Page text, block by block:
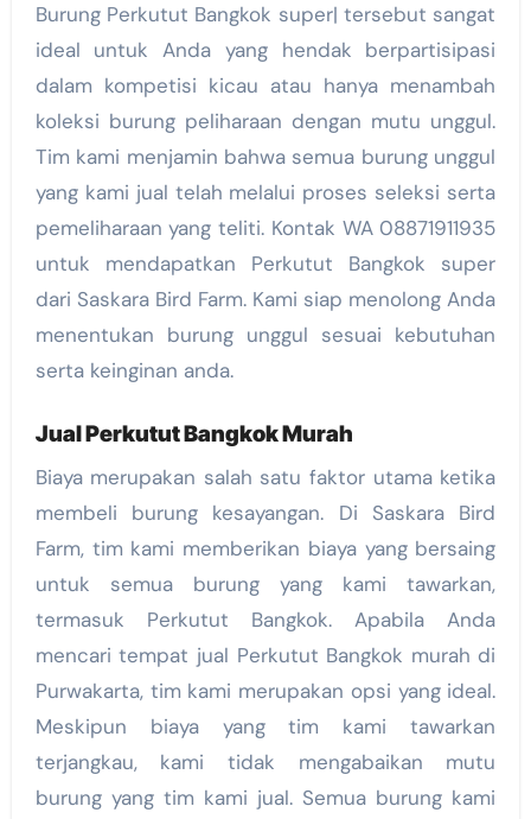
Burung Perkutut Bangkok super| tersebut sangat
ideal untuk Anda yang hendak berpartisipasi
dalam kompetisi kicau atau hanya menambah
koleksi burung peliharaan dengan mutu unggul.
Tim kami menjamin bahwa semua burung unggul
yang kami jual telah melalui proses seleksi serta
pemeliharaan yang teliti. Kontak WA 08871911935
untuk mendapatkan Perkutut Bangkok super
dari Saskara Bird Farm. Kami siap menolong Anda
menentukan burung unggul sesuai kebutuhan
serta keinginan anda.
Jual Perkutut Bangkok Murah
Biaya merupakan salah satu faktor utama ketika
membeli burung kesayangan. Di Saskara Bird
Farm, tim kami memberikan biaya yang bersaing
untuk semua burung yang kami tawarkan,
termasuk Perkutut Bangkok. Apabila Anda
mencari tempat jual Perkutut Bangkok murah di
Purwakarta, tim kami merupakan opsi yang ideal.
Meskipun biaya yang tim kami tawarkan
terjangkau, kami tidak mengabaikan mutu
burung yang tim kami jual. Semua burung kami